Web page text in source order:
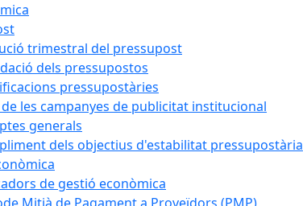
trimestral del pressupost
dels pressupostos
pressupostàries
de les campanyes de publicitat institucional
generals
dels objectius d'estabilitat pressupostària
de gestió econòmica